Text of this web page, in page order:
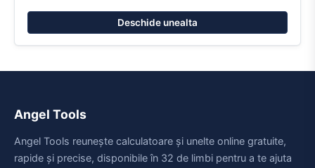
Deschide unealta
Angel Tools
Angel Tools reunește calculatoare și unelte online gratuite,
rapide și precise, disponibile în 32 de limbi pentru a te ajuta